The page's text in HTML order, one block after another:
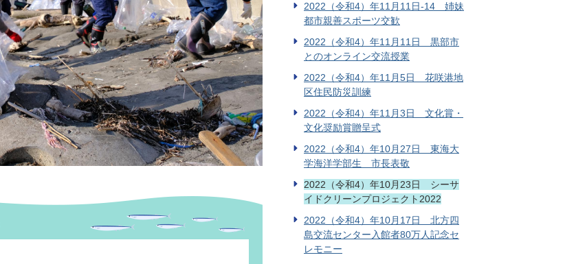
2022（令和4）年11月11日-14 姉妹
都市親善スポーツ交歓
2022（令和4）年11月11日 黒部市
とのオンライン交流授業
2022（令和4）年11月5日 花咲港地
区住民防災訓練
2022（令和4）年11月3日 文化賞・
文化奨励賞贈呈式
2022（令和4）年10月27日 東海大
学海洋学部生 市長表敬
2022（令和4）年10月23日 シーサ
イドクリーンプロジェクト2022
2022（令和4）年10月17日 北方四
島交流センター入館者80万人記念セ
レモニー